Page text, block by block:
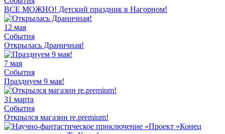
ВСЕ МОЖНО! Детский праздник в Нагорном!
12 мая
События
Открылась Драничная!
7 мая
События
Празднуем 9 мая!
31 марта
События
Открылся магазин re.premium!